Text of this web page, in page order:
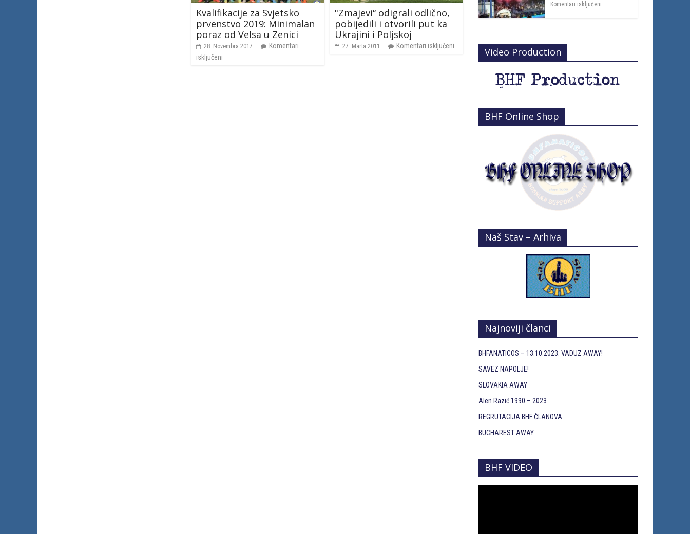
Kvalifikacije za Svjetsko
prvenstvo 2019: Minimalan
poraz od Velsa u Zenici
28. Novembra 2017.
Komentari
isključeni
"Zmajevi“ odigrali odlično,
pobijedili i otvorili put ka
Ukrajini i Poljskoj
27. Marta 2011. Komentari isključeni
Komentari isključeni
Video Production
BHF Online Shop
Naš Stav – Arhiva
Najnoviji članci
BHFANATICOS – 13.10.2023. VADUZ AWAY!
SAVEZ NAPOLJE!
SLOVAKIA AWAY
Alen Razić 1990 – 2023
REGRUTACIJA BHF ČLANOVA
BUCHAREST AWAY
BHF VIDEO